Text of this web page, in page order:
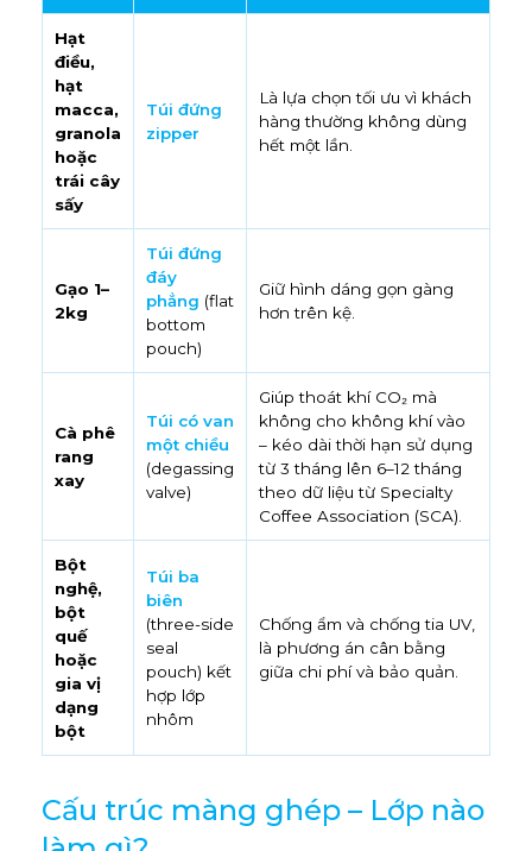
Hạt
điều,
hạt
macca,
granola
hoặc
trái cây
sấy
Túi đứng
zipper
Là lựa chọn tối ưu vì khách
hàng thường không dùng
hết một lần.
Gạo 1–
2kg
Túi đứng
đáy
phẳng (flat
bottom
pouch)
Giữ hình dáng gọn gàng
hơn trên kệ.
Cà phê
rang
xay
Túi có van
một chiều
(degassing
valve)
Giúp thoát khí CO₂ mà
không cho không khí vào
– kéo dài thời hạn sử dụng
từ 3 tháng lên 6–12 tháng
theo dữ liệu từ Specialty
Coffee Association (SCA).
Bột
nghệ,
bột
quế
hoặc
gia vị
dạng
bột
Túi ba
biên
(three-side
seal
pouch) kết
hợp lớp
nhôm
Chống ẩm và chống tia UV,
là phương án cân bằng
giữa chi phí và bảo quản.
Cấu trúc màng ghép – Lớp nào